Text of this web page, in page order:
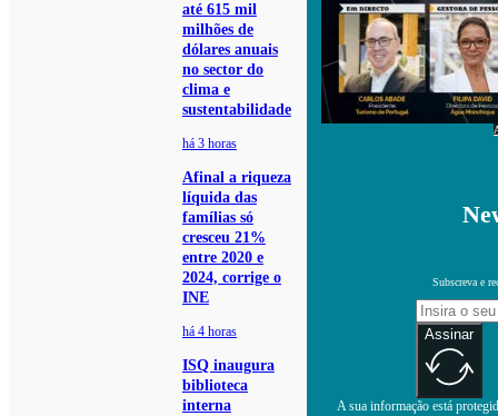
até 615 mil
milhões de
dólares anuais
no sector do
clima e
sustentabilidade
há 3 horas
Afinal a riqueza
líquida das
famílias só
cresceu 21%
entre 2020 e
2024, corrige o
INE
há 4 horas
ISQ inaugura
biblioteca
interna
Subscreva e
Assinar
A sua informação está